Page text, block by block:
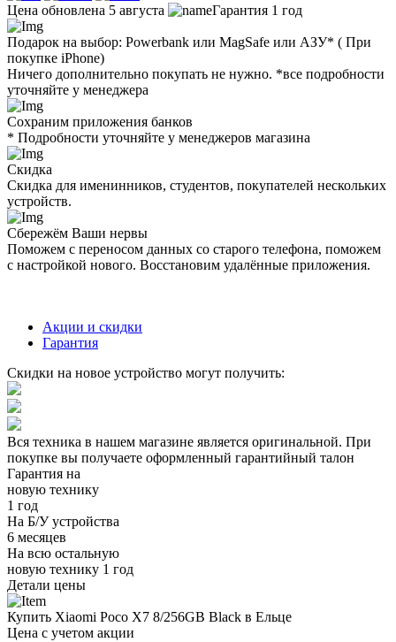
Цена обновлена 5 августа Гарантия 1 год
Подарок на выбор: Powerbank или MagSafe или AЗУ* ( При
покупке iPhone)
Ничего дополнительно покупать не нужно. *все подробности
уточняйте у менеджера
Сохраним приложения банков
* Подробности уточняйте у менеджеров магазина
Скидка
Скидка для именинников, студентов, покупателей нескольких
устройств.
Сбережём Ваши нервы
Поможем с переносом данных со старого телефона, поможем
с настройкой нового. Восстановим удалённые приложения.
Акции и скидки
Гарантия
Скидки на новое устройство могут получить:
Вся техника в нашем магазине является оригинальной. При
покупке вы получаете оформленный гарантийный талон
Гарантия на
новую технику
1 год
На Б/У устройства
6 месяцев
На всю остальную
новую технику 1 год
Детали цены
Купить Xiaomi Poco X7 8/256GB Black в Ельце
Цена с учетом акции